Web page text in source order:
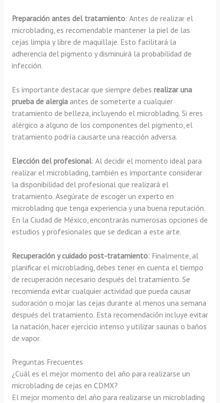
Preparación antes del tratamiento: Antes de realizar el
microblading, es recomendable mantener la piel de las
cejas limpia y libre de maquillaje. Esto facilitará la
adherencia del pigmento y disminuirá la probabilidad de
infección.
Es importante destacar que siempre debes realizar una
prueba de alergiaantes de someterte a cualquier
tratamiento de belleza, incluyendo el microblading. Si eres
alérgico a alguno de los componentes del pigmento, el
tratamiento podría causarte una reacción adversa.
Elección del profesional: Al decidir el momento ideal para
realizar el microblading, también es importante considerar
la disponibilidad del profesional que realizará el
tratamiento. Asegúrate de escoger un experto en
microblading que tenga experiencia y una buena reputación.
En la Ciudad de México, encontrarás numerosas opciones de
estudios y profesionales que se dedican a este arte.
Recuperación y cuidado post-tratamiento: Finalmente, al
planificar el microblading, debes tener en cuenta el tiempo
de recuperación necesario después del tratamiento. Se
recomienda evitar cualquier actividad que pueda causar
sudoración o mojar las cejas durante al menos una semana
después del tratamiento. Esta recomendación incluye evitar
la natación, hacer ejercicio intenso y utilizar saunas o baños
de vapor.
Preguntas Frecuentes
¿Cuál es el mejor momento del año para realizarse un
microblading de cejas en CDMX?
El mejor momento del año para realizarse un microblading